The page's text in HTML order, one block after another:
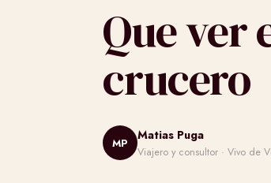
Que ver
crucero
MP
Matias Puga
Viajero y consultor · Vivo de